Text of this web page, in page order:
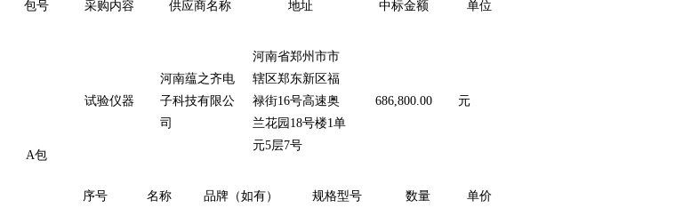
包号 采购内容 供应商名称 地址 中标金额 单位
A包
试验仪器
河南蕴之齐电
子科技有限公
司
河南省郑州市市
辖区郑东新区福
禄街16号高速奥
兰花园18号楼1单
元5层7号
686,800.00 元
序号 名称 品牌（如有） 规格型号 数量 单价